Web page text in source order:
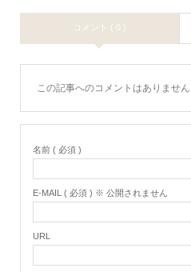
コメント ( 0 )
この記事へのコメントはありません
名前 ( 必須 )
E-MAIL ( 必須 ) ※ 公開されません
URL